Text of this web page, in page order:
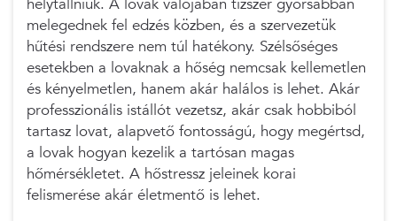
helytállniuk. A lovak valójában tízszer gyorsabban
melegednek fel edzés közben, és a szervezetük
hűtési rendszere nem túl hatékony. Szélsőséges
esetekben a lovaknak a hőség nemcsak kellemetlen
és kényelmetlen, hanem akár halálos is lehet. Akár
professzionális istállót vezetsz, akár csak hobbiból
tartasz lovat, alapvető fontosságú, hogy megértsd,
a lovak hogyan kezelik a tartósan magas
hőmérsékletet. A hőstressz jeleinek korai
felismerése akár életmentő is lehet.